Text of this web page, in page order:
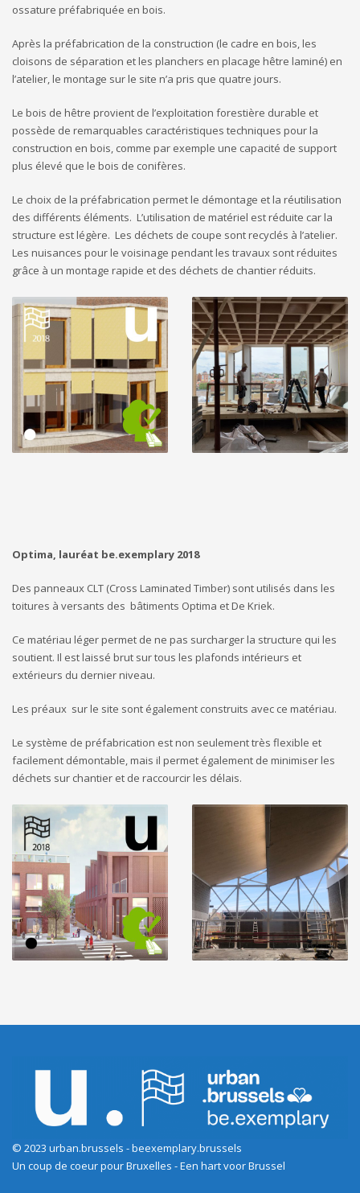
ossature préfabriquée en bois.
Après la préfabrication de la construction (le cadre en bois, les
cloisons de séparation et les planchers en placage hêtre laminé) en
l’atelier, le montage sur le site n’a pris que quatre jours.
Le bois de hêtre provient de l’exploitation forestière durable et
possède de remarquables caractéristiques techniques pour la
construction en bois, comme par exemple une capacité de support
plus élevé que le bois de conifères.
Le choix de la préfabrication permet le démontage et la réutilisation
des différents éléments. L’utilisation de matériel est réduite car la
structure est légère. Les déchets de coupe sont recyclés à l’atelier.
Les nuisances pour le voisinage pendant les travaux sont réduites
grâce à un montage rapide et des déchets de chantier réduits.
Optima, lauréat be.exemplary 2018
Des panneaux CLT (Cross Laminated Timber) sont utilisés dans les
toitures à versants des bâtiments Optima et De Kriek.
Ce matériau léger permet de ne pas surcharger la structure qui les
soutient. Il est laissé brut sur tous les plafonds intérieurs et
extérieurs du dernier niveau.
Les préaux sur le site sont également construits avec ce matériau.
Le système de préfabrication est non seulement très flexible et
facilement démontable, mais il permet également de minimiser les
déchets sur chantier et de raccourcir les délais.
© 2023 urban.brussels - beexemplary.brussels
Un coup de coeur pour Bruxelles - Een hart voor Brussel